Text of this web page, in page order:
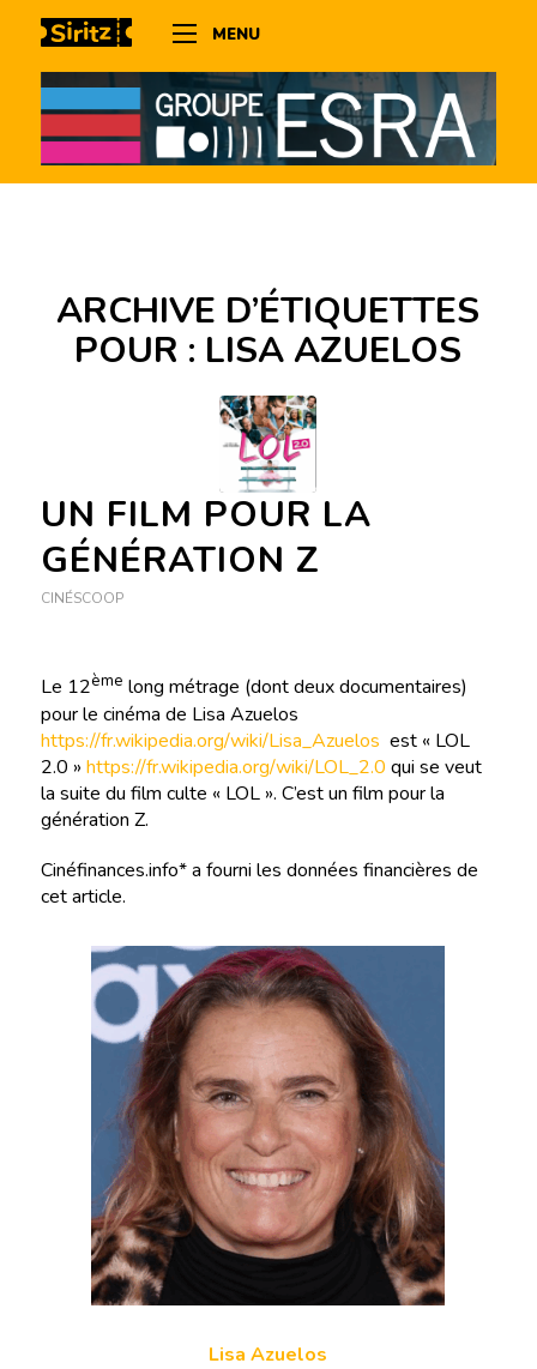
MENU
ARCHIVE D’ÉTIQUETTES
POUR : LISA AZUELOS
UN FILM POUR LA
GÉNÉRATION Z
CINÉSCOOP
Le 12ème long métrage (dont deux documentaires)
pour le cinéma de Lisa Azuelos
https://fr.wikipedia.org/wiki/Lisa_Azuelos est « LOL
2.0 » https://fr.wikipedia.org/wiki/LOL_2.0 qui se veut
la suite du film culte « LOL ». C’est un film pour la
génération Z.
Cinéfinances.info* a fourni les données financières de
cet article.
Lisa Azuelos